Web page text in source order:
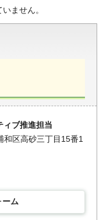
ません。
ィブ推進担当
区高砂三丁目15番1
ーム